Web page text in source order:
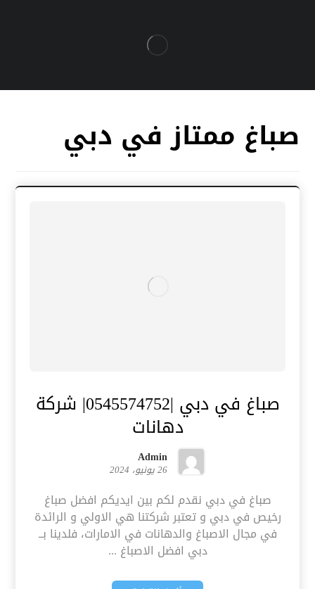
صباغ ممتاز في دبي
صباغ في دبي |0545574752| شركة
دهانات
Admin
26 يونيو، 2024
صباغ في دبي نقدم لكم بين ايديكم افضل صباغ
رخيص في دبي و تعتبر شركتنا هي الاولي و الرائدة
في مجال الاصباغ والدهانات في الامارات، فلدينا بــ
دبي افضل الاصباغ ...